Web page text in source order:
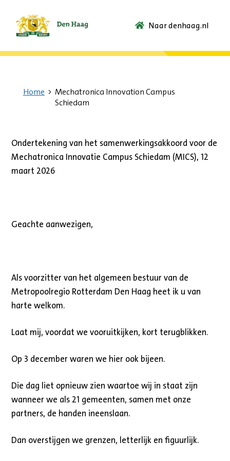
Ga
de
Naar denhaag.nl
Home
Mechatronica Innovation Campus
Schiedam
Ondertekening van het samenwerkingsakkoord voor de
Mechatronica Innovatie Campus Schiedam (MICS), 12
maart 2026
Geachte aanwezigen,
Als voorzitter van het algemeen bestuur van de
Metropoolregio Rotterdam Den Haag heet ik u van
harte welkom.
Laat mij, voordat we vooruitkijken, kort terugblikken.
Op 3 december waren we hier ook bijeen.
Die dag liet opnieuw zien waartoe wij in staat zijn
wanneer we als 21 gemeenten, samen met onze
partners, de handen ineenslaan.
Dan overstijgen we grenzen, letterlijk en figuurlijk.